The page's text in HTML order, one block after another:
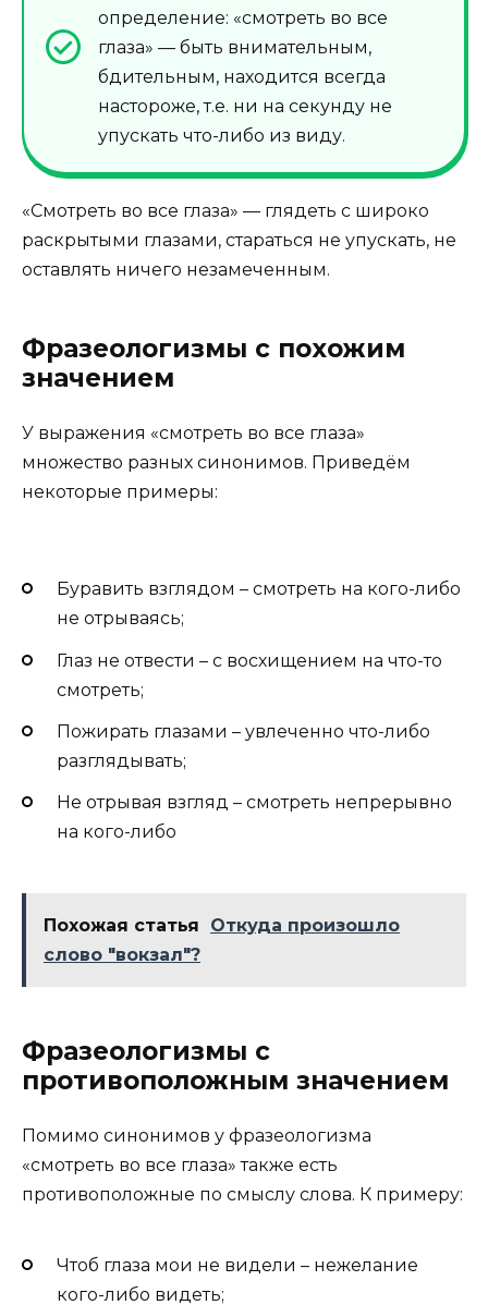
определение: «смотреть во все
глаза» — быть внимательным,
бдительным, находится всегда
настороже, т.е. ни на секунду не
упускать что-либо из виду.
«Смотреть во все глаза» — глядеть с широко
раскрытыми глазами, стараться не упускать, не
оставлять ничего незамеченным.
Фразеологизмы с похожим
значением
У выражения «смотреть во все глаза»
множество разных синонимов. Приведём
некоторые примеры:
Буравить взглядом – смотреть на кого-либо
не отрываясь;
Глаз не отвести – с восхищением на что-то
смотреть;
Пожирать глазами – увлеченно что-либо
разглядывать;
Не отрывая взгляд – смотреть непрерывно
на кого-либо
Похожая статья
Откуда произошло
слово "вокзал"?
Фразеологизмы с
противоположным значением
Помимо синонимов у фразеологизма
«смотреть во все глаза» также есть
противоположные по смыслу слова. К примеру:
Чтоб глаза мои не видели – нежелание
кого-либо видеть;